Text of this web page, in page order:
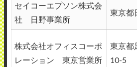
セイコーエプソン株式会
社 日野事業所
東京都
株式会社オフィスコーポ
レーション 東京営業所
東京都
10-5